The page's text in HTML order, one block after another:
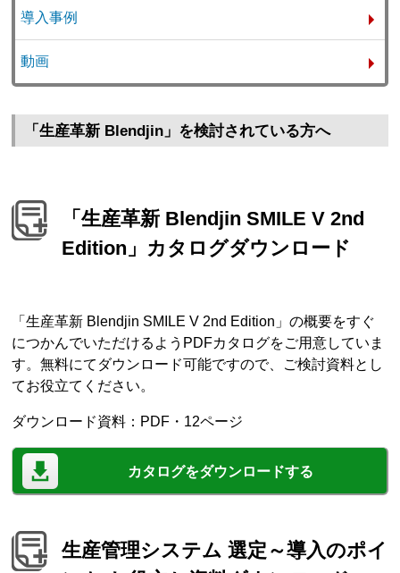
導入事例
動画
「生産革新 Blendjin」を検討されている方へ
「生産革新 Blendjin SMILE V 2nd
Edition」カタログダウンロード
「生産革新 Blendjin SMILE V 2nd Edition」の概要をすぐ
につかんでいただけるようPDFカタログをご用意していま
す。無料にてダウンロード可能ですので、ご検討資料とし
てお役立てください。
ダウンロード資料：PDF・12ページ
カタログをダウンロードする
生産管理システム 選定～導入のポイ